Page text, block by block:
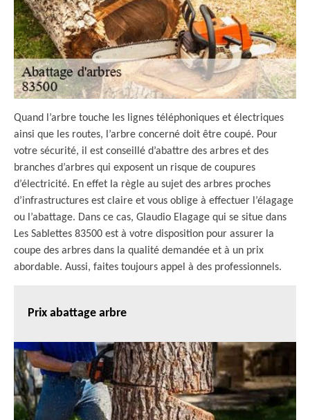
Quand l’arbre touche les lignes téléphoniques et électriques
ainsi que les routes, l’arbre concerné doit être coupé. Pour
votre sécurité, il est conseillé d’abattre des arbres et des
branches d’arbres qui exposent un risque de coupures
d’électricité. En effet la règle au sujet des arbres proches
d’infrastructures est claire et vous oblige à effectuer l’élagage
ou l’abattage. Dans ce cas, Glaudio Elagage qui se situe dans
Les Sablettes 83500 est à votre disposition pour assurer la
coupe des arbres dans la qualité demandée et à un prix
abordable. Aussi, faites toujours appel à des professionnels.
Prix abattage arbre